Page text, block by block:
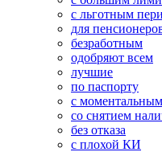
с льготным
для
безработным
одобряют всем
лучшие
по паспорту
с
со снятием
без отказа
с плохой КИ